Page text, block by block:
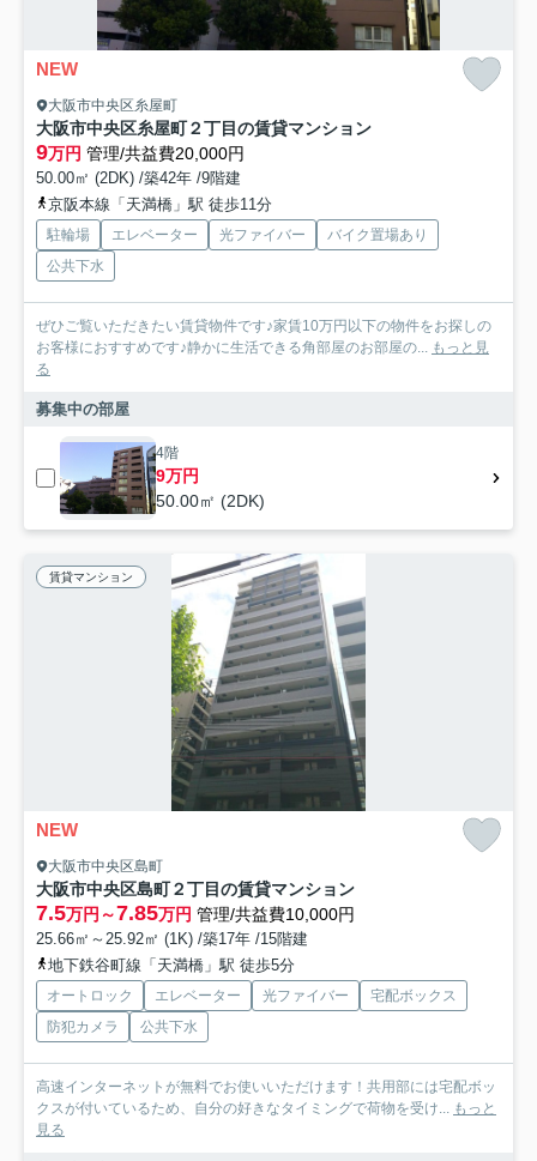
NEW
大阪市中央区糸屋町
大阪市中央区糸屋町２丁目の賃貸マンション
9万円 管理/共益費20,000円
50.00㎡ (2DK) /築42年 /9階建
京阪本線「天満橋」駅 徒歩11分
駐輪場 エレベーター 光ファイバー
バイク置場あり
公共下水
ぜひご覧いただきたい賃貸物件です♪家賃10万円以下の物件をお探しの
お客様におすすめです♪静かに生活できる角部屋のお部屋の... もっと見
る
募集中の部屋
4階
9万円
50.00㎡ (2DK)
賃貸マンション
NEW
大阪市中央区島町
大阪市中央区島町２丁目の賃貸マンション
7.5万円～7.85万円 管理/共益費10,000円
25.66㎡～25.92㎡ (1K) /築17年 /15階建
地下鉄谷町線「天満橋」駅 徒歩5分
オートロック エレベーター 光ファイバー
宅配ボックス
防犯カメラ
公共下水
高速インターネットが無料でお使いいただけます！共用部には宅配ボッ
クスが付いているため、自分の好きなタイミングで荷物を受け... もっと
見る